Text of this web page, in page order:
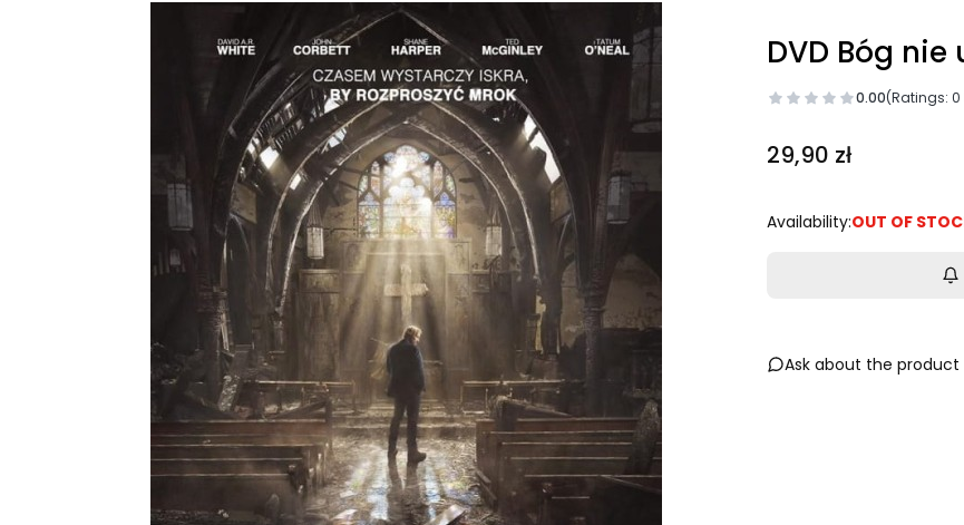
DVD Bóg nie
0.00(Ratings: 0
Price
29,90 zł
Availability:OUT OF
Ask about the product